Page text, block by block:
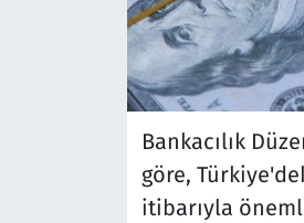
Bankacılık
göre,
itibarıyla